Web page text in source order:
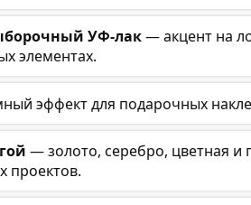
УФ-лак— акцент на
элементах.
эффект для подарочных
— золото, серебро, цветная и
проектов.